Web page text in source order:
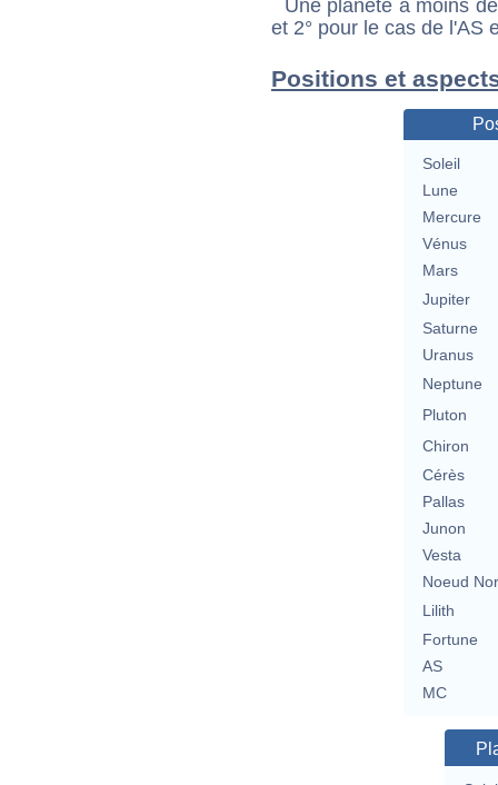
Une planète à moins
et 2° pour le cas de l'AS
Positions et
Soleil
Lune
Mercure
Vénus
Mars
Jupiter
Saturne
Uranus
Neptune
Pluton
Chiron
Cérès
Pallas
Junon
Vesta
Noeud
Lilith
Fortune
AS
MC